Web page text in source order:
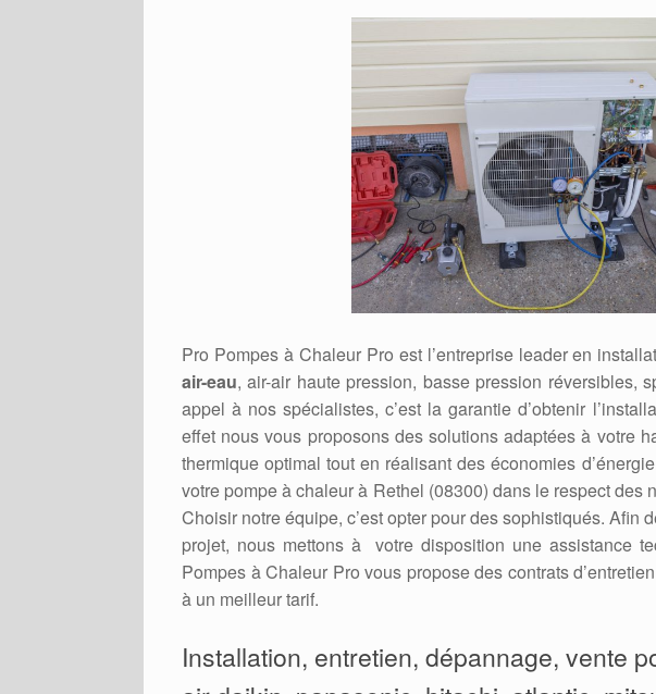
Pro Pompes à Chaleur Pro est l’entreprise leader en
air-eau, air-air haute pression, basse pression réversibles,
appel à nos spécialistes, c’est la garantie d’obtenir
effet nous vous proposons des solutions adaptées à votre
thermique optimal tout en réalisant des économies
votre pompe à chaleur à Rethel (08300) dans le respect des
Choisir notre équipe, c’est opter pour des sophistiqués. Afin
projet, nous mettons à votre disposition une assistance
Pompes à Chaleur Pro vous propose des contrats
à un meilleur tarif.
Installation, entretien, dépannage, vente